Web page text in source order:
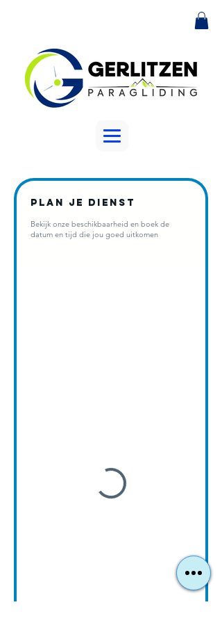
Plan je dienst
Bekijk onze beschikbaarheid en boek de
datum en tijd die jou goed uitkomen